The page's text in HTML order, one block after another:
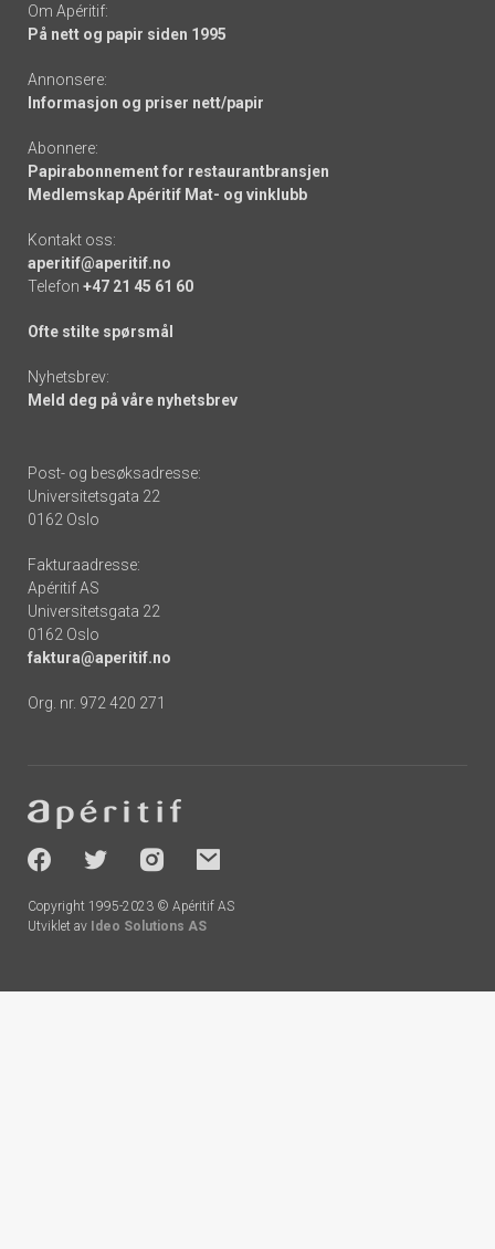
Om Apéritif:
På nett og papir siden 1995
Annonsere:
Informasjon og priser nett/papir
Abonnere:
Papirabonnement for restaurantbransjen
Medlemskap Apéritif Mat- og vinklubb
Kontakt oss:
aperitif@aperitif.no
Telefon +47 21 45 61 60
Ofte stilte spørsmål
Nyhetsbrev:
Meld deg på våre nyhetsbrev
Post- og besøksadresse:
Universitetsgata 22
0162 Oslo
Fakturaadresse:
Apéritif AS
Universitetsgata 22
0162 Oslo
faktura@aperitif.no
Org. nr. 972 420 271
-
socials
Copyright 1995-2023 © Apéritif AS
Utviklet av Ideo Solutions AS